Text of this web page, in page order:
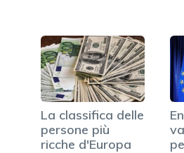
La classifica delle
persone più
ricche d'Europa